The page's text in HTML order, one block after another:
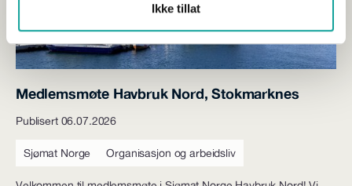
Ikke tillat
Medlemsmøte Havbruk Nord, Stokmarknes
Publisert 06.07.2026
Sjømat Norge Organisasjon og arbeidsliv